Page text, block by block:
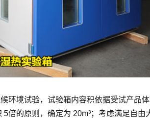
环境试验，试验箱内容积依据受试产品
倍的原则，确定为 20m³；考虑满足自